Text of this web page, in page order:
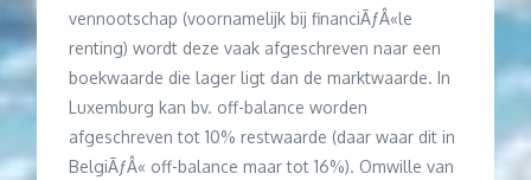
vennootschap (voornamelijk bij financiÃƒÂ«le
renting) wordt deze vaak afgeschreven naar een
boekwaarde die lager ligt dan de marktwaarde. In
Luxemburg kan bv. off-balance worden
afgeschreven tot 10% restwaarde (daar waar dit in
BelgiÃƒÂ« off-balance maar tot 16%). Omwille van